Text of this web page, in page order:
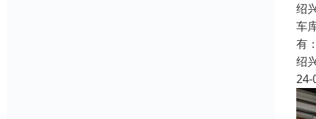
绍
车
有
绍
24-